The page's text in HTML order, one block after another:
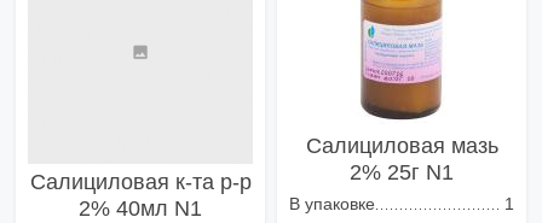
Салициловая к-та р-р
2% 40мл N1
Салициловая мазь
2% 25г N1
В упаковке
1